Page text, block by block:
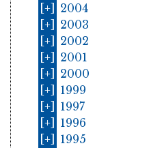
[+]
2004
[+]
2003
[+]
2002
[+]
2001
[+]
2000
[+]
1999
[+]
1997
[+]
1996
[+]
1995